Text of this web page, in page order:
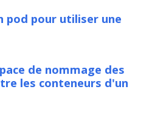
pod pour utiliser une
de nommage des
les conteneurs d'un